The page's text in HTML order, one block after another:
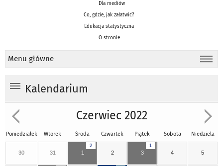
Dla mediów
Co, gdzie, jak załatwić?
Edukacja statystyczna
O stronie
Menu główne
Kalendarium
Czerwiec 2022
Poniedziałek Wtorek Środa Czwartek Piątek Sobota Niedziela
30 31
2
1 2
1
3 4 5